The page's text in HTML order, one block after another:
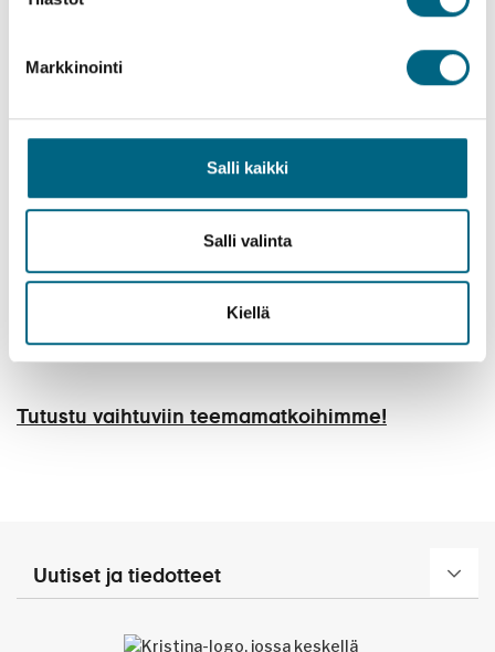
Markkinointi
Salli kaikki
Salli valinta
Kiellä
Toista video
Tutustu vaihtuviin teemamatkoihimme!
Uutiset ja tiedotteet